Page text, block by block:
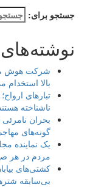
جستجو برای:
نوشته‌های
شرکت هوش
بالا استخدام
تبارهای
ناشناخته
بحران
گونه‌های
یک نماینده
مردم در هر
کشتی‌های
بی‌سابقه